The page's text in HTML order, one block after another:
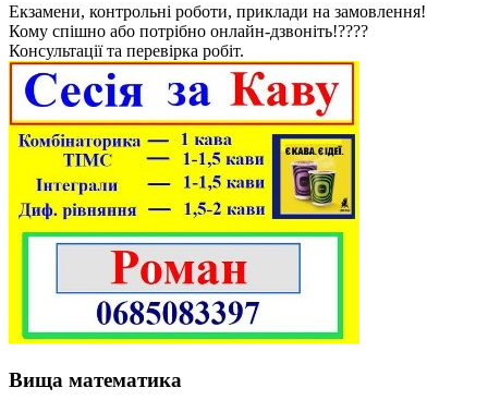
Екзамени, контрольні роботи, приклади на замовлення!
Кому спішно або потрібно онлайн-дзвоніть!????
Консультації та перевірка робіт.
Вища математика